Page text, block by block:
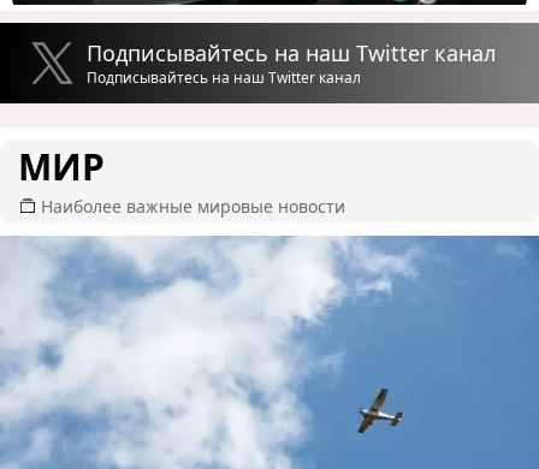
Подписывайтесь на наш Twitter канал
Подписывайтесь на наш Twitter канал
МИР
Наиболее важные мировые новости